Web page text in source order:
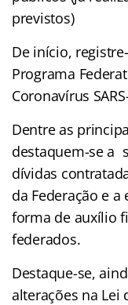
previstos)
De início,
Programa
Coronavírus
Dentre as
destaquem-se a
dívidas
da Federação e
forma de auxílio
federados.
Destaque-se,
alterações na Lei